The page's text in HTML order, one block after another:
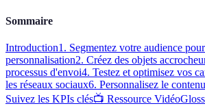
Sommaire
Introduction1. Segmentez votre audience
personnalisation2. Créez des objets
processus d'envoi4. Testez et optimisez vos
les réseaux sociaux6. Personnalisez le
Suivez les KPIs clés📺 Ressource Vidéo